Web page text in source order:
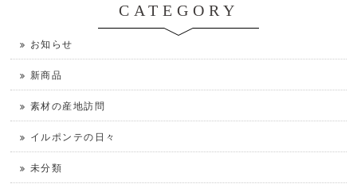
CATEGORY
お知らせ
新商品
素材の産地訪問
イルポンテの日々
未分類